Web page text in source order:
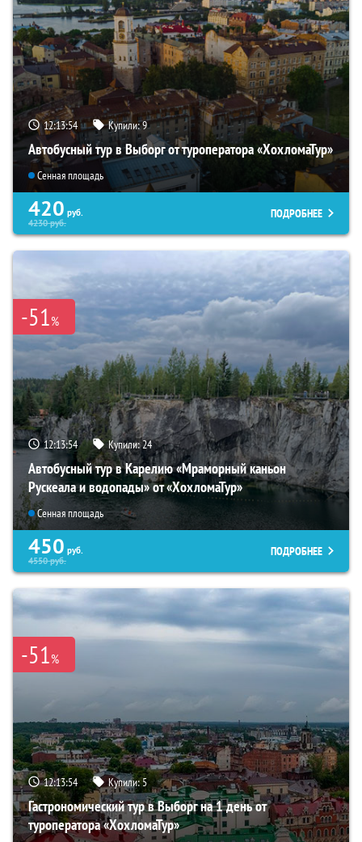
12:13:52 Купили:9
Автобусный тур в Выборг от туроператора «ХохломаТур»
Сенная площадь
420 руб.
4230руб.
ПОДРОБНЕЕ
-51%
12:13:52 Купили:24
Автобусный тур в Карелию «Мраморный каньон
Рускеала и водопады» от «ХохломаТур»
Сенная площадь
450 руб.
4550руб.
ПОДРОБНЕЕ
-51%
12:13:52 Купили:5
Гастрономический тур в Выборг на 1 день от
туроператора «ХохломаТур»